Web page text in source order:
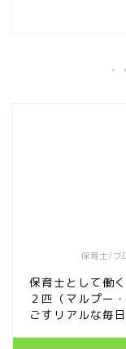
保育士/ブ
保育士として働
２匹（マルプー
ごすリアルな毎